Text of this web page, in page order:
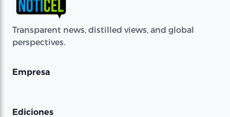
Transparent news, distilled views, and global
perspectives.
Empresa
Ediciones